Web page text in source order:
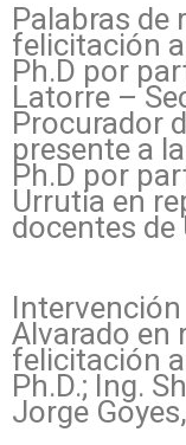
Palabras de
felicitación
Ph.D por
Latorre –
Procurador
presente a
Ph.D por
Urrutia en
docentes de
Intervención
Alvarado en
felicitación
Ph.D.; Ing.
Jorge